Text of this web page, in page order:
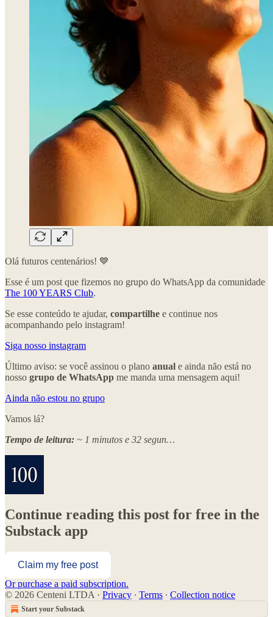
Olá futuros centenários! 💙
Esse é um post que fizemos no grupo do WhatsApp da comunidade
The 100 YEARS Club.
Se esse conteúdo te ajudar, compartilhe e continue nos
acompanhando pelo instagram!
Siga nosso instagram
Último aviso: se você assinou o plano anual e ainda não está no
nosso grupo de WhatsApp me manda uma mensagem aqui!
Ainda não estou no grupo
Vamos lá?
Tempo de leitura: ~ 1 minutos e 32 segun…
Continue reading this post for free in the
Substack app
Claim my free post
Or purchase a paid subscription.
© 2026 Centeni LTDA · Privacy ∙ Terms ∙ Collection notice
Start your Substack